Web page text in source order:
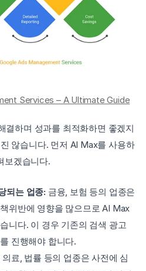
Services – A Ultimate Guide
결하며 성과를 최적화하면 좋겠지
않습니다. 먼저 AI Max를 사용하
보겠습니다.
되는 업종: 금융, 보험 등의 업종은
위반에 영향을 많으므로 AI Max
니다. 이 경우 기존의 검색 광고
진행해야 합니다.
의료, 법률 등의 업종은 사전에 심